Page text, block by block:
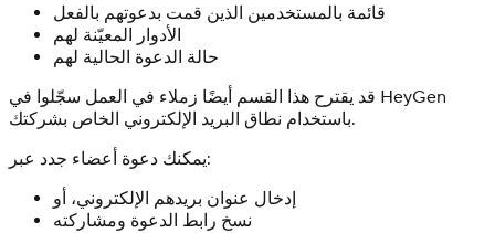
قائمة بالمستخدمين الذين قمت بدعوتهم بالفعل
الأدوار المعيّنة لهم
حالة الدعوة الحالية لهم
قد يقترح هذا القسم أيضًا زملاء في العمل سجّلوا في HeyGen
باستخدام نطاق البريد الإلكتروني الخاص بشركتك.
يمكنك دعوة أعضاء جدد عبر:
إدخال عنوان بريدهم الإلكتروني، أو
نسخ رابط الدعوة ومشاركته